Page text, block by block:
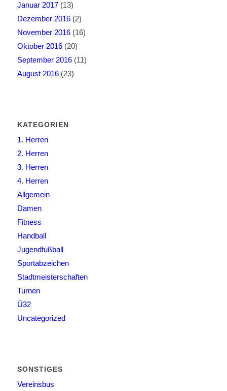
Januar 2017(13)
Dezember 2016(2)
November 2016(16)
Oktober 2016(20)
September 2016(11)
August 2016(23)
KATEGORIEN
1. Herren
2. Herren
3. Herren
4. Herren
Allgemein
Damen
Fitness
Handball
Jugendfußball
Sportabzeichen
Stadtmeisterschaften
Turnen
Ü32
Uncategorized
SONSTIGES
Vereinsbus